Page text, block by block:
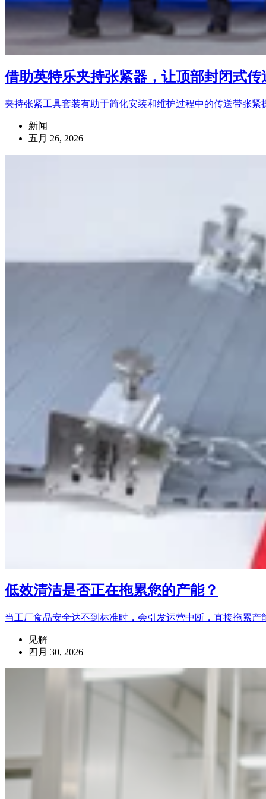
借助英特乐夹持张紧器，让顶部封闭式
夹持张紧工具套装有助于简化安装和维护过程中的传送带张
新闻
五月 26, 2026
低效清洁是否正在拖累您的产能？
当工厂食品安全达不到标准时，会引发运营中断，直接拖累
见解
四月 30, 2026